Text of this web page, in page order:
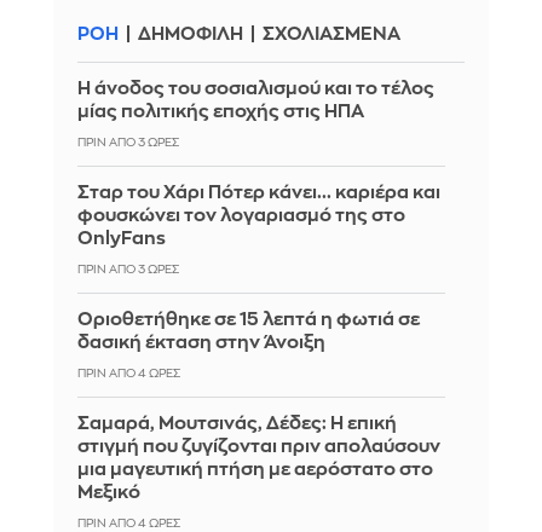
ΡΟΗ ΔΗΜΟΦΙΛΗ ΣΧΟΛΙΑΣΜΕΝΑ
Η άνοδος του σοσιαλισμού και το τέλος
μίας πολιτικής εποχής στις ΗΠΑ
ΠΡΙΝ ΑΠΌ 3 ΏΡΕΣ
Σταρ του Χάρι Πότερ κάνει... καριέρα και
φουσκώνει τον λογαριασμό της στο
OnlyFans
ΠΡΙΝ ΑΠΌ 3 ΏΡΕΣ
Οριοθετήθηκε σε 15 λεπτά η φωτιά σε
δασική έκταση στην Άνοιξη
ΠΡΙΝ ΑΠΌ 4 ΏΡΕΣ
Σαμαρά, Μουτσινάς, Δέδες: Η επική
στιγμή που ζυγίζονται πριν απολαύσουν
μια μαγευτική πτήση με αερόστατο στο
Μεξικό
ΠΡΙΝ ΑΠΌ 4 ΏΡΕΣ